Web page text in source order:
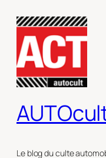
contenu
Le blog du culte